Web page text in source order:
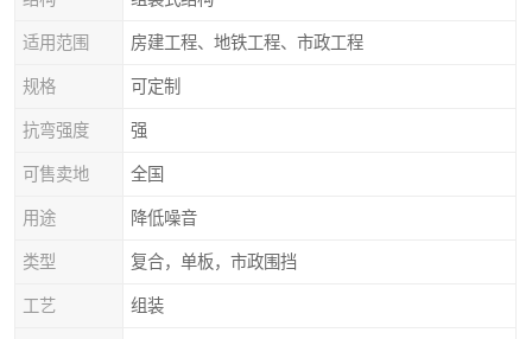
适用范围 房建工程、地铁工程、市政工程
规格 可定制
抗弯强度 强
可售卖地 全国
用途 降低噪音
类型 复合，单板，市政围挡
工艺 组装